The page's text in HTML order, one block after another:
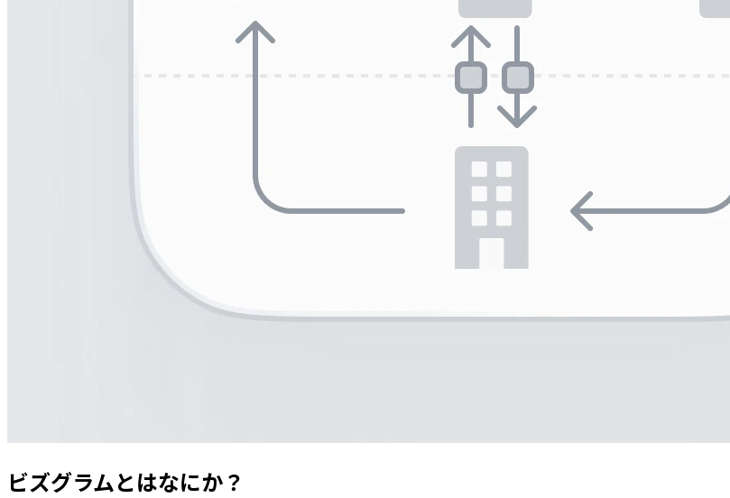
ビズグラムとはなにか？